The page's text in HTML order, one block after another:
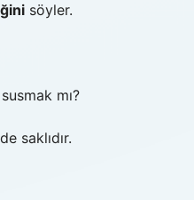
söyler.
mı?
saklıdır.